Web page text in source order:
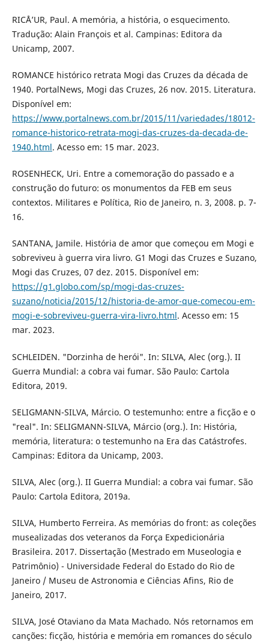
RICÅ’UR, Paul. A memória, a história, o esquecimento.
Tradução: Alain François et al. Campinas: Editora da
Unicamp, 2007.
ROMANCE histórico retrata Mogi das Cruzes da década de
1940. PortalNews, Mogi das Cruzes, 26 nov. 2015. Literatura.
Disponível em:
https://www.portalnews.com.br/2015/11/variedades/18012-
romance-historico-retrata-mogi-das-cruzes-da-decada-de-
1940.html. Acesso em: 15 mar. 2023.
ROSENHECK, Uri. Entre a comemoração do passado e a
construção do futuro: os monumentos da FEB em seus
contextos. Militares e Política, Rio de Janeiro, n. 3, 2008. p. 7-
16.
SANTANA, Jamile. História de amor que começou em Mogi e
sobreviveu à guerra vira livro. G1 Mogi das Cruzes e Suzano,
Mogi das Cruzes, 07 dez. 2015. Disponível em:
https://g1.globo.com/sp/mogi-das-cruzes-
suzano/noticia/2015/12/historia-de-amor-que-comecou-em-
mogi-e-sobreviveu-guerra-vira-livro.html. Acesso em: 15
mar. 2023.
SCHLEIDEN. "Dorzinha de herói". In: SILVA, Alec (org.). II
Guerra Mundial: a cobra vai fumar. São Paulo: Cartola
Editora, 2019.
SELIGMANN-SILVA, Márcio. O testemunho: entre a ficção e o
"real". In: SELIGMANN-SILVA, Márcio (org.). In: História,
memória, literatura: o testemunho na Era das Catástrofes.
Campinas: Editora da Unicamp, 2003.
SILVA, Alec (org.). II Guerra Mundial: a cobra vai fumar. São
Paulo: Cartola Editora, 2019a.
SILVA, Humberto Ferreira. As memórias do front: as coleções
musealizadas dos veteranos da Força Expedicionária
Brasileira. 2017. Dissertação (Mestrado em Museologia e
Patrimônio) - Universidade Federal do Estado do Rio de
Janeiro / Museu de Astronomia e Ciências Afins, Rio de
Janeiro, 2017.
SILVA, José Otaviano da Mata Machado. Nós retornamos em
canções: ficção, história e memória em romances do século